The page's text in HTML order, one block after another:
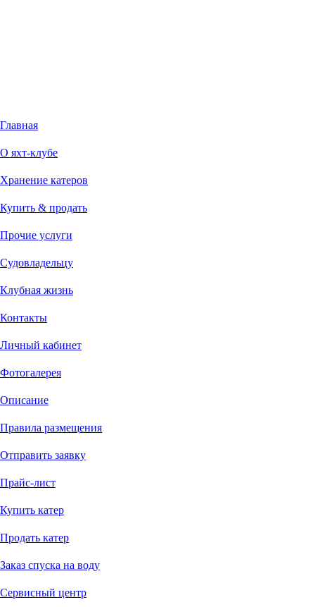
Главная
О яхт-клубе
Хранение катеров
Купить & продать
Прочие услуги
Судовладельцу
Клубная жизнь
Контакты
Личный кабинет
Фотогалерея
Описание
Правила размещения
Отправить заявку
Прайс-лист
Купить катер
Продать катер
Заказ спуска на воду
Сервисный центр